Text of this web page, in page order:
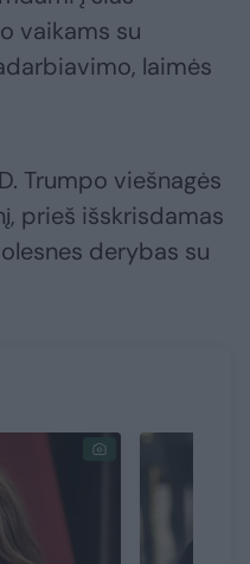
vaikams su
laimės
Trumpo viešnagės
prieš išskrisdamas
derybas su